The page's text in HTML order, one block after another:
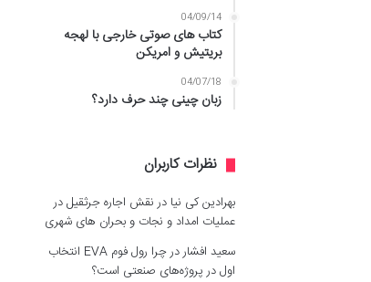
04/09/14
کتاب های صوتی خارجی با لهجه
بریتیش و امریکن
04/07/18
زبان چینی چند حرف دارد؟
نظرات کاربران
بهرادین کی نیا درنقش اجاره جرثقیل در
عملیات امداد و نجات و بحران های شهری
سعید افشاردر
چرا رول فوم EVA انتخاب
اول در پروژه‌های صنعتی است؟